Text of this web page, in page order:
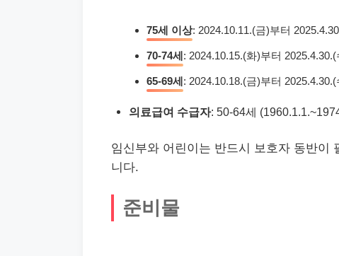
75세 이상: 2024.10.11.(금)부터
70-74세: 2024.10.15.(화)부터 2025.4.30.(
65-69세: 2024.10.18.(금)부터 2025.4.30.(
의료급여 수급자: 50-64세
임신부와 어린이는 반드시 보호자 동반이
니다.
준비물